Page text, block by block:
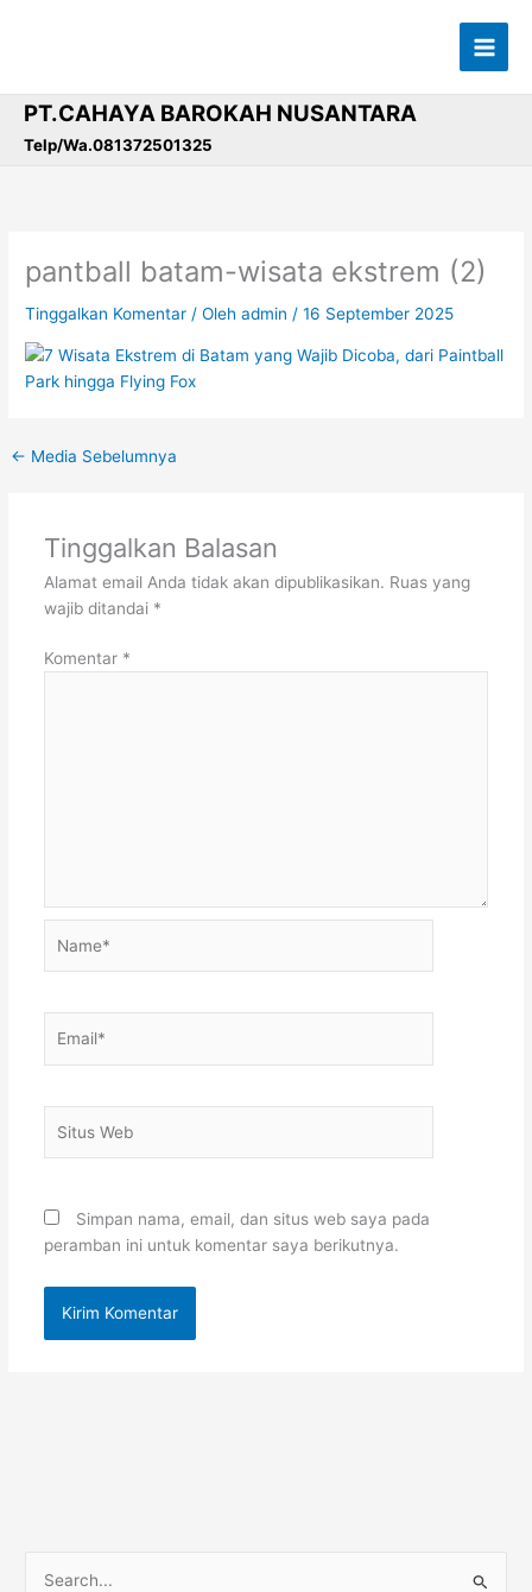
PT.CAHAYA BAROKAH NUSANTARA
Telp/Wa.081372501325
pantball batam-wisata ekstrem (2)
Tinggalkan Komentar / Olehadmin /16 September 2025
← Media Sebelumnya
Tinggalkan Balasan
Alamat email Anda tidak akan dipublikasikan. Ruas yang
wajib ditandai *
Komentar *
Web
Simpan nama, email, dan situs web saya pada
peramban ini untuk komentar saya berikutnya.